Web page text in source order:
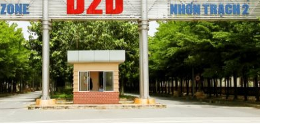
Ra quyết định khởi tố Võ Thị Mai SN 1973 cùng 8 người khác
Cristiano Ronaldo khoe dàn siêu xe triệu USD trong gara cá nhân
Nóng: Khám xét nơi ở của Huấn Hoa Hồng